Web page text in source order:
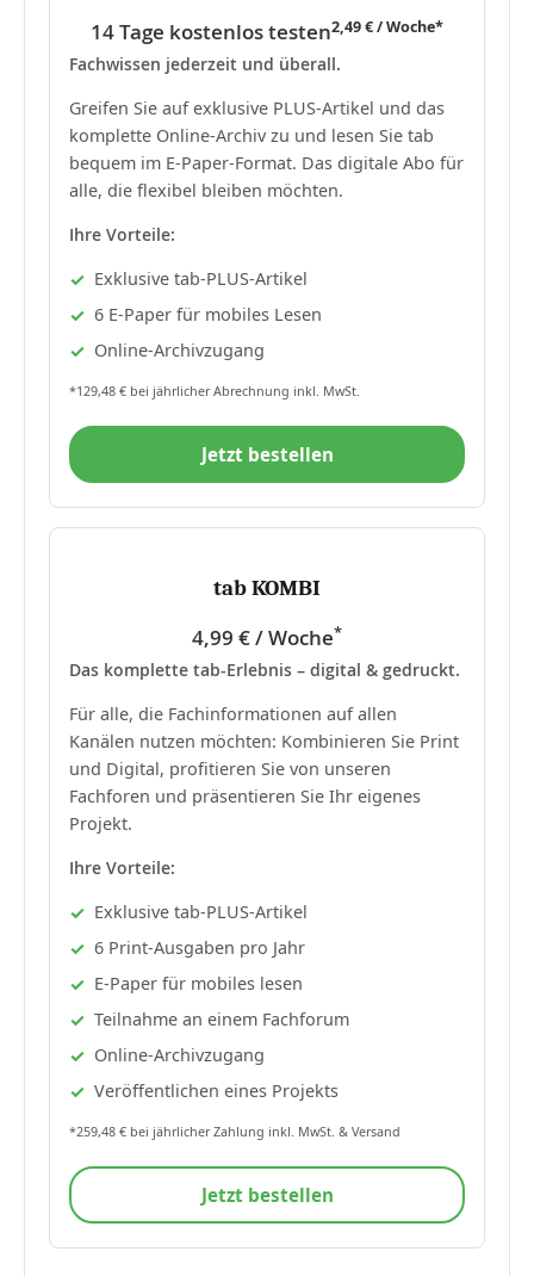
14 Tage kostenlos testen2,49 € / Woche*
Fachwissen jederzeit und überall.
Greifen Sie auf exklusive PLUS-Artikel und das
komplette Online-Archiv zu und lesen Sie tab
bequem im E-Paper-Format. Das digitale Abo für
alle, die flexibel bleiben möchten.
Ihre Vorteile:
Exklusive tab-PLUS-Artikel
6 E-Paper für mobiles Lesen
Online-Archivzugang
*129,48 € bei jährlicher Abrechnung inkl. MwSt.
Jetzt bestellen
tab KOMBI
4,99 € / Woche*
Das komplette tab-Erlebnis – digital & gedruckt.
Für alle, die Fachinformationen auf allen
Kanälen nutzen möchten: Kombinieren Sie Print
und Digital, profitieren Sie von unseren
Fachforen und präsentieren Sie Ihr eigenes
Projekt.
Ihre Vorteile:
Exklusive tab-PLUS-Artikel
6 Print-Ausgaben pro Jahr
E-Paper für mobiles lesen
Teilnahme an einem Fachforum
Online-Archivzugang
Veröffentlichen eines Projekts
*259,48 € bei jährlicher Zahlung inkl. MwSt. & Versand
Jetzt bestellen